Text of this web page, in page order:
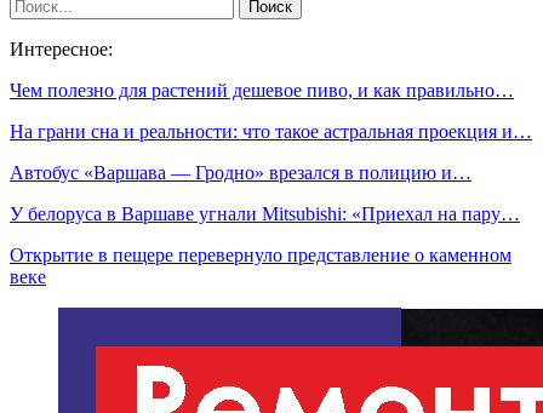
Интересное:
Чем полезно для растений дешевое пиво, и как правильно…
На грани сна и реальности: что такое астральная проекция и…
Автобус «Варшава — Гродно» врезался в полицию и…
У белоруса в Варшаве угнали Mitsubishi: «Приехал на пару…
Открытие в пещере перевернуло представление о каменном
веке